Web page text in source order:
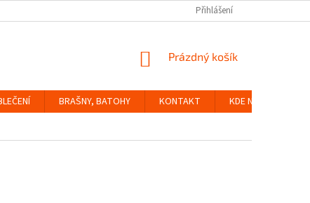
Přihlášení
NÁKUPNÍ
Prázdný košík
BRAŠNY, BATOHY KONTAKT
KDE NÁS NAJDETE